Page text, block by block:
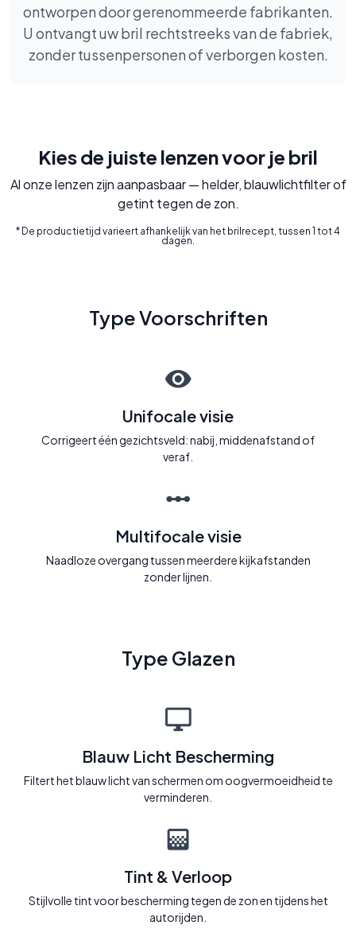
ontworpen door gerenommeerde fabrikanten.
U ontvangt uw bril rechtstreeks van de fabriek,
zonder tussenpersonen of verborgen kosten.
Kies de juiste lenzen voor je bril
Al onze lenzen zijn aanpasbaar — helder, blauwlichtfilter of
getint tegen de zon.
* De productietijd varieert afhankelijk van het brilrecept, tussen 1 tot 4
dagen.
Type Voorschriften
Unifocale visie
Corrigeert één gezichtsveld: nabij, middenafstand of
veraf.
Multifocale visie
Naadloze overgang tussen meerdere kijkafstanden
zonder lijnen.
Type Glazen
Blauw Licht Bescherming
Filtert het blauw licht van schermen om oogvermoeidheid te
verminderen.
Tint & Verloop
Stijlvolle tint voor bescherming tegen de zon en tijdens het
autorijden.